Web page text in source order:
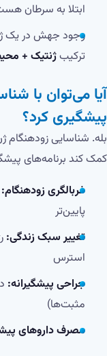
ابتلا به سرطان
وجود جهش در یک
ترکیبژنتیک +
آیا می‌توان با
پیشگیری کرد؟
بله. شناسایی زودهنگام
کمک کند برنامه‌های
غربالگری زودهنگام:
پایین‌تر
تغییر سبک زندگی:
استرس
جراحی پیشگیرانه:
مثبت‌ها)
مصرف داروهای